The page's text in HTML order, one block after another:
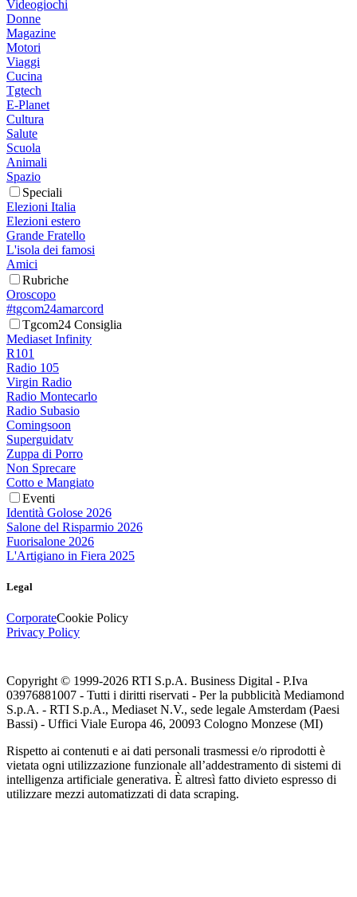
Videogiochi
Donne
Magazine
Motori
Viaggi
Cucina
Tgtech
E-Planet
Cultura
Salute
Scuola
Animali
Spazio
Speciali
Elezioni Italia
Elezioni estero
Grande Fratello
L'isola dei famosi
Amici
Rubriche
Oroscopo
#tgcom24amarcord
Tgcom24 Consiglia
Mediaset Infinity
R101
Radio 105
Virgin Radio
Radio Montecarlo
Radio Subasio
Comingsoon
Superguidatv
Zuppa di Porro
Non Sprecare
Cotto e Mangiato
Eventi
Identità Golose 2026
Salone del Risparmio 2026
Fuorisalone 2026
L'Artigiano in Fiera 2025
Legal
CorporateCookie Policy
Privacy Policy
Copyright © 1999-2026 RTI S.p.A. Business Digital - P.Iva
03976881007 - Tutti i diritti riservati - Per la pubblicità Mediamond
S.p.A. - RTI S.p.A., Mediaset N.V., sede legale Amsterdam (Paesi
Bassi) - Uffici Viale Europa 46, 20093 Cologno Monzese (MI)
Rispetto ai contenuti e ai dati personali trasmessi e/o riprodotti è
vietata ogni utilizzazione funzionale all’addestramento di sistemi di
intelligenza artificiale generativa. È altresì fatto divieto espresso di
utilizzare mezzi automatizzati di data scraping.